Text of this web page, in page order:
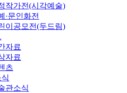
작가전(시각예술)
·문인화전
이공모전(두드림)
자료
자료
츠
관소식